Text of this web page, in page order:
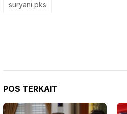
suryani pks
POS TERKAIT